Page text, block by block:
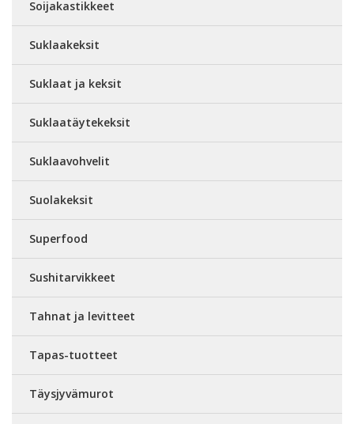
Soijakastikkeet
Suklaakeksit
Suklaat ja keksit
Suklaatäytekeksit
Suklaavohvelit
Suolakeksit
Superfood
Sushitarvikkeet
Tahnat ja levitteet
Tapas-tuotteet
Täysjyvämurot